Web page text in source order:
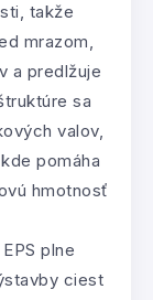
takže
mrazom,
a predlžuje
sa
valov,
pomáha
hmotnosť
plne
ciest